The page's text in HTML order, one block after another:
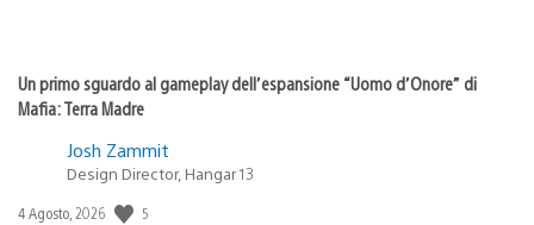
Un primo sguardo al gameplay dell’espansione “Uomo d’Onore” di
Mafia: Terra Madre
Josh Zammit
Design Director, Hangar 13
Data
4 Agosto, 2026 5